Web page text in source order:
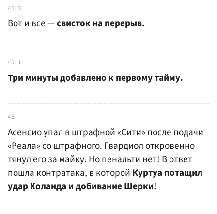
45+3'
Вот и все —свисток на перерыв.
45+1'
Три минуты добавлено к первому тайму.
45'
Асенсио упал в штрафной «Сити» после подачи
«Реала» со штрафного. Гвардиол откровенно
тянул его за майку. Но пенальти нет! В ответ
пошла контратака, в которой Куртуа потащил
удар Холанда и добивание Шерки!